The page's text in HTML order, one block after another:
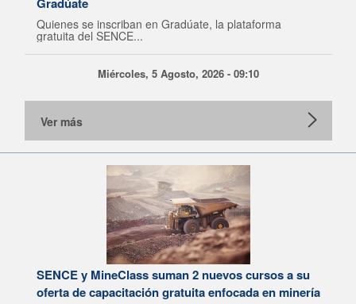
Quienes se inscriban en Gradúate, la plataforma
gratuita del SENCE...
Miércoles, 5 Agosto, 2026 - 09:10
Ver más
SENCE y MineClass suman 2 nuevos cursos a su
oferta de capacitación gratuita enfocada en minería